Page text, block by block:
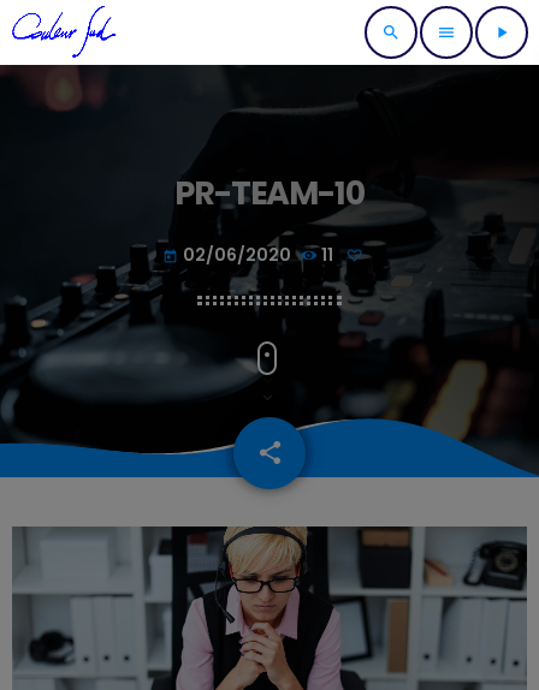
search menu play_arrow
PR-TEAM-10
today 02/06/2020 11
share
email